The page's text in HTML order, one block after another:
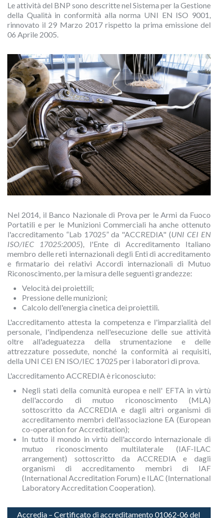
Le attività del BNP sono descritte nel Sistema per la Gestione
della Qualità in conformità alla norma UNI EN ISO 9001,
rinnovato il 29 Marzo 2017 rispetto la prima emissione del
06 Aprile 2005.
Nel 2014, il Banco Nazionale di Prova per le Armi da Fuoco
Portatili e per le Munizioni Commerciali ha anche ottenuto
l'accreditamento “Lab 17025” da "ACCREDIA" (UNI CEI EN
ISO/IEC 17025:2005), l'Ente di Accreditamento Italiano
membro delle reti internazionali degli Enti di accreditamento
e firmatario dei relativi Accordi internazionali di Mutuo
Riconoscimento, per la misura delle seguenti grandezze:
Velocità dei proiettili;
Pressione delle munizioni;
Calcolo dell'energia cinetica dei proiettili.
L'accreditamento attesta la competenza e l'imparzialità del
personale, l'indipendenza nell'esecuzione delle sue attività
oltre all'adeguatezza della strumentazione e delle
attrezzature possedute, nonché la conformità ai requisiti,
della UNI CEI EN ISO/IEC 17025 per i laboratori di prova.
L'accreditamento ACCREDIA è riconosciuto:
Negli stati della comunità europea e nell' EFTA in virtù
dell'accordo di mutuo riconoscimento (MLA)
sottoscritto da ACCREDIA e dagli altri organismi di
accreditamento membri dell'associazione EA (European
co-operation for Accreditation);
In tutto il mondo in virtù dell'accordo internazionale di
mutuo riconoscimento multilaterale (IAF-ILAC
arrangement) sottoscritto da ACCREDIA e dagli
organismi di accreditamento membri di IAF
(International Accreditation Forum) e ILAC (International
Laboratory Accreditation Cooperation).
Accredia – Certificato di accreditamento 01062-06 del